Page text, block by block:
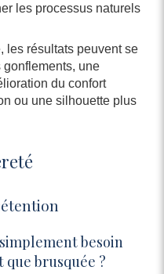
les processus naturels
les résultats peuvent se
une
du confort
ou une silhouette plus
besoin
brusquée ?